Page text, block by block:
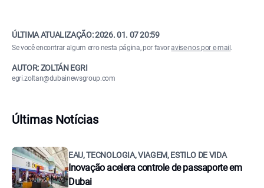
ÚLTIMA ATUALIZAÇÃO:2026. 01. 07 20:59
Se você encontrar algum erro nesta página, por favoravise-nos por e-mail .
AUTOR: ZOLTÁN EGRI
egri.zoltan@dubainewsgroup.com
Últimas Notícias
EAU, TECNOLOGIA, VIAGEM, ESTILO DE VIDA
Inovação acelera controle de passaporte em
Dubai